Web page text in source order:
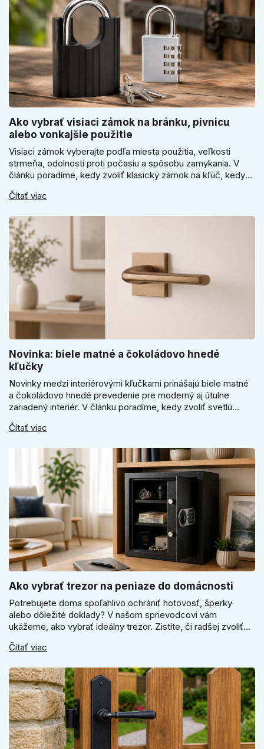
Ako vybrať visiaci zámok na bránku, pivnicu
alebo vonkajšie použitie
Visiaci zámok vyberajte podľa miesta použitia, veľkosti
strmeňa, odolnosti proti počasiu a spôsobu zamykania. V
článku poradíme, kedy zvoliť klasický zámok na kľúč, kedy
sa pri bránke, pivnici alebo záhradnom domčeku neoplatí
Čítať viac
Novinka: biele matné a čokoládovo hnedé
kľučky
Novinky medzi interiérovými kľučkami prinášajú biele matné
a čokoládovo hnedé prevedenie pre moderný aj útulne
zariadený interiér. V článku poradíme, kedy zvoliť svetlú
ako vyberať medzi okrúhlym a štvorcovým štítom. Nové
Čítať viac
Ako vybrať trezor na peniaze do domácnosti
Potrebujete doma spoľahlivo ochrániť hotovosť, šperky
alebo dôležité doklady? V našom sprievodcovi vám
ukážeme, ako vybrať ideálny trezor. Zistíte, či radšej zvoliť
kľúčové jeho správne ukotvenie.
Čítať viac